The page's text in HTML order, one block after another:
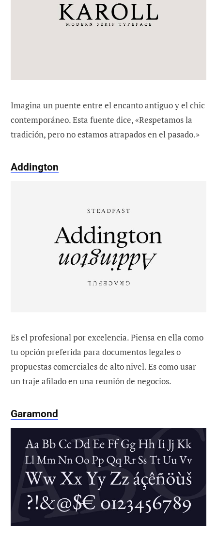
Imagina un puente entre el encanto antiguo y el chic
contemporáneo. Esta fuente dice, «Respetamos la
tradición, pero no estamos atrapados en el pasado.»
Addington
Es el profesional por excelencia. Piensa en ella como
tu opción preferida para documentos legales o
propuestas comerciales de alto nivel. Es como usar
un traje afilado en una reunión de negocios.
Garamond